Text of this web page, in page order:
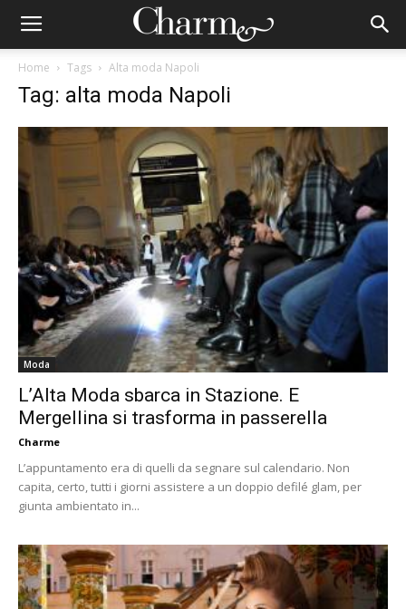
Home Tags Alta moda Napoli
Tag: alta moda Napoli
Moda
L’Alta Moda sbarca in Stazione. E
Mergellina si trasforma in passerella
Charme
L’appuntamento era di quelli da segnare sul calendario. Non
capita, certo, tutti i giorni assistere a un doppio defilé glam, per
giunta ambientato in...